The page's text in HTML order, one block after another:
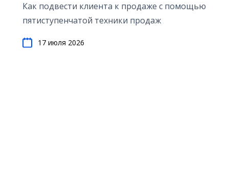
Как подвести клиента к продаже с помощью
пятиступенчатой техники продаж
17 июля 2026